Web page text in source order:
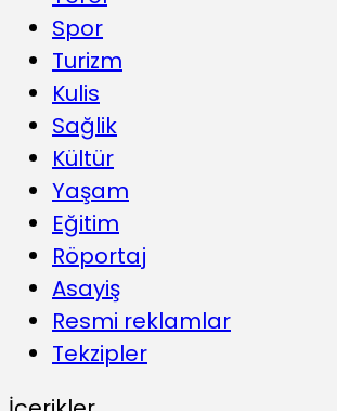
Spor
Turizm
Kulis
Sağlik
Kültür
Yaşam
Eğitim
Röportaj
Asayiş
Resmi reklamlar
Tekzipler